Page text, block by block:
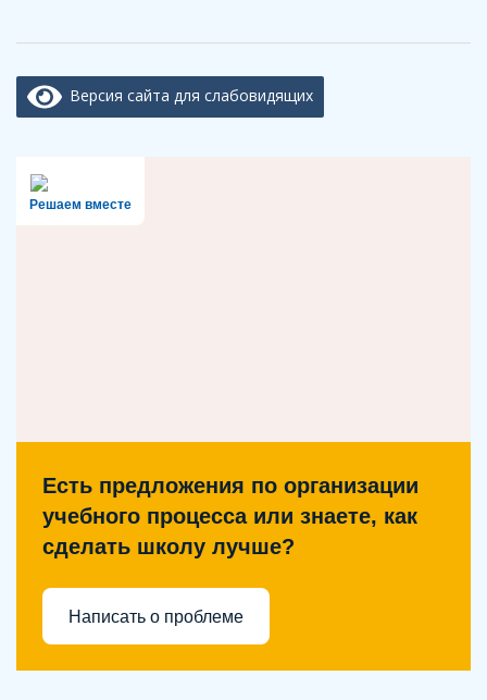
Версия сайта для слабовидящих
Решаем вместе
Есть предложения по организации
учебного процесса или знаете, как
сделать школу лучше?
Написать о проблеме